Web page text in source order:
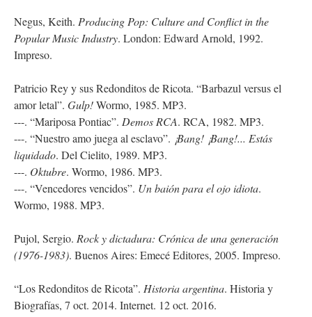
Negus, Keith. Producing Pop: Culture and Conflict in the
Popular Music Industry. London: Edward Arnold, 1992.
Impreso.
Patricio Rey y sus Redonditos de Ricota. “Barbazul versus el
amor letal”. Gulp!Wormo, 1985. MP3.
---. “Mariposa Pontiac”. Demos RCA. RCA, 1982. MP3.
---. “Nuestro amo juega al esclavo”. ¡Bang! ¡Bang!... Estás
liquidado. Del Cielito, 1989. MP3.
---. Oktubre. Wormo, 1986. MP3.
---. “Vencedores vencidos”. Un baión para el ojo idiota.
Wormo, 1988. MP3.
Pujol, Sergio. Rock y dictadura: Crónica de una generación
(1976-1983). Buenos Aires: Emecé Editores, 2005. Impreso.
“Los Redonditos de Ricota”. Historia argentina. Historia y
Biografías, 7 oct. 2014. Internet. 12 oct. 2016.